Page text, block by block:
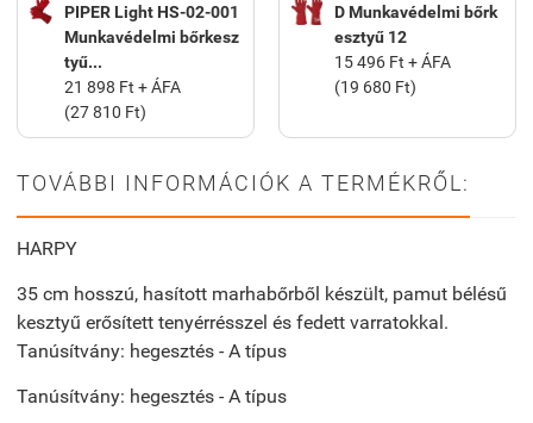
PIPER Light HS-02-001
Munkavédelmi bőrkesz
tyű...
21 898 Ft + ÁFA
(27 810 Ft)
D Munkavédelmi bőrk
esztyű 12
15 496 Ft + ÁFA
(19 680 Ft)
TOVÁBBI INFORMÁCIÓK A TERMÉKRŐL:
HARPY
35 cm hosszú, hasított marhabőrből készült, pamut bélésű
kesztyű erősített tenyérrésszel és fedett varratokkal.
Tanúsítvány: hegesztés - A típus
Tanúsítvány: hegesztés - A típus